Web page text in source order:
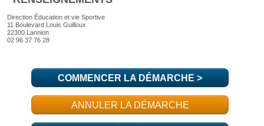
COMMENCER LA DÉMARCHE >
ANNULER LA DÉMARCHE